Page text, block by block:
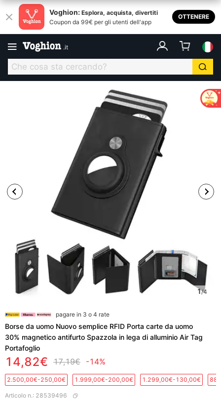
Voghion: Esplora, acquista, divertiti
Coupon da 99€ per gli utenti dell'app
OTTENERE
.it
1/4
pagare in 3 o 4 rate
Borse da uomo Nuovo semplice RFID Porta carte da uomo
30% magnetico antifurto Spazzola in lega di alluminio Air Tag
Portafoglio
14,82€ 17,19€ -14%
2.500,00€-250,00€ 1.999,00€-200,00€ 1.299,00€-130,00€
Articolo n.: 28539496